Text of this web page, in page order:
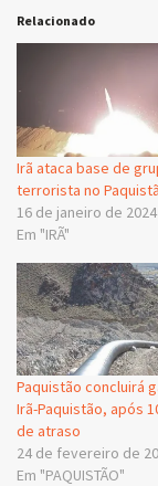
Relacionado
Irã ataca base de
terrorista no
16 de janeiro de 2024
Em "IRÃ"
Paquistão concluirá
Irã-Paquistão, após
de atraso
24 de fevereiro de
Em "PAQUISTÃO"